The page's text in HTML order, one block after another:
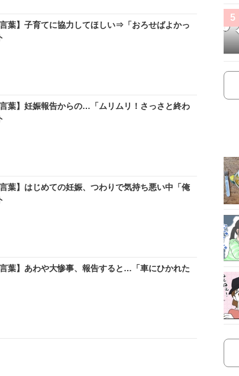
葉】子育てに協力してほしい⇒「おろせばよかっ
葉】妊娠報告からの…「ムリムリ！さっさと終わ
葉】はじめての妊娠、つわりで気持ち悪い中「俺
葉】あわや大惨事、報告すると…「車にひかれた
5